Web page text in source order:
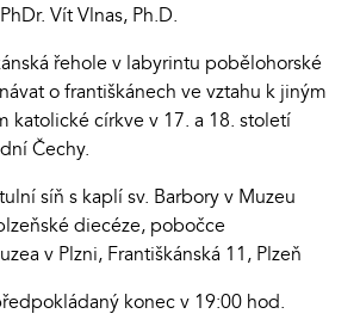
Vít Vlnas, Ph.D.
řehole v labyrintu pobělohorské
o františkánech ve vztahu k jiným
katolické církve v 17. a 18. století
Čechy.
síň s kaplí sv. Barbory v Muzeu
diecéze, pobočce
v Plzni, Františkánská 11, Plzeň
konec v 19:00 hod.